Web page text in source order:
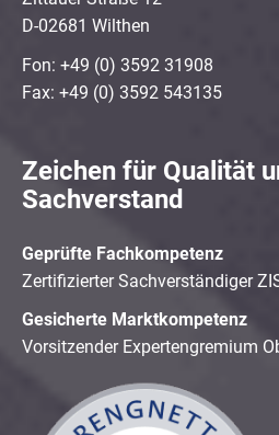
D-02681 Wilthen
Fon: +49 (0) 3592 31908
Fax: +49 (0) 3592 543135
Zeichen für Qualität
Sachverstand
Geprüfte Fachkompetenz
Zertifizierter Sachverständiger
Gesicherte Marktkompetenz
Vorsitzender Expertengremium